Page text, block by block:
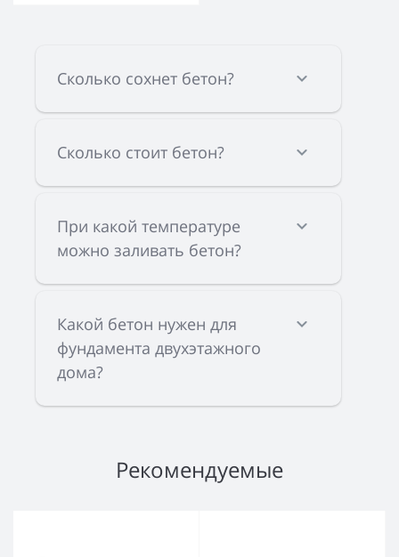
Сколько сохнет бетон?
Сколько стоит бетон?
При какой температуре
можно заливать бетон?
Какой бетон нужен для
фундамента двухэтажного
дома?
Рекомендуемые